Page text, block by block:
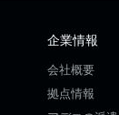
企業情報
会社概要
拠点情報